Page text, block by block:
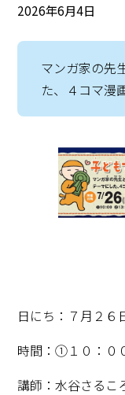
2026年6月4日
マンガ家の先
た、４コマ漫
日にち：７月２６
時間：①１０：
講師：水谷さるこ